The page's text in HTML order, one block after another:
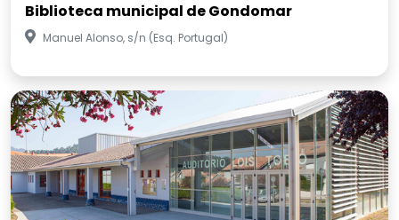
Biblioteca municipal de Gondomar
Manuel Alonso, s/n (Esq. Portugal)